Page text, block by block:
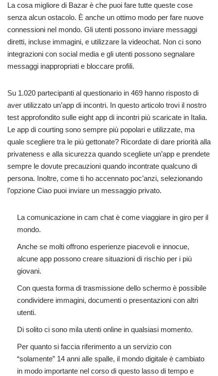
La cosa migliore di Bazar è che puoi fare tutte queste cose
senza alcun ostacolo. È anche un ottimo modo per fare nuove
connessioni nel mondo. Gli utenti possono inviare messaggi
diretti, incluse immagini, e utilizzare la videochat. Non ci sono
integrazioni con social media e gli utenti possono segnalare
messaggi inappropriati e bloccare profili.
Su 1.020 partecipanti al questionario in 469 hanno risposto di
aver utilizzato un’app di incontri. In questo articolo trovi il nostro
test approfondito sulle eight app di incontri più scaricate in Italia.
Le app di courting sono sempre più popolari e utilizzate, ma
quale scegliere tra le più gettonate? Ricordate di dare priorità alla
privateness e alla sicurezza quando scegliete un’app e prendete
sempre le dovute precauzioni quando incontrate qualcuno di
persona. Inoltre, come ti ho accennato poc’anzi, selezionando
l’opzione Ciao puoi inviare un messaggio privato.
La comunicazione in cam chat è come viaggiare in giro per il
mondo.
Anche se molti offrono esperienze piacevoli e innocue,
alcune app possono creare situazioni di rischio per i più
giovani.
Con questa forma di trasmissione dello schermo è possibile
condividere immagini, documenti o presentazioni con altri
utenti.
Di solito ci sono mila utenti online in qualsiasi momento.
Per quanto si faccia riferimento a un servizio con
“solamente” 14 anni alle spalle, il mondo digitale è cambiato
in modo importante nel corso di questo lasso di tempo e